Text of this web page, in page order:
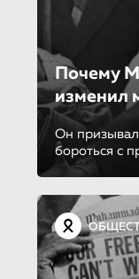
Почему
изменил
Он призывал
бороться с